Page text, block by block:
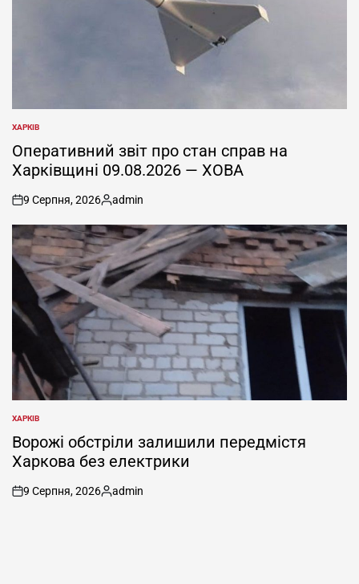
ОПУБЛІКУВАТИ
У
ХАРКІВ
Оперативний звіт про стан справ на
Харківщині 09.08.2026 — ХОВА
on
9 Серпня, 2026
Опубліковано
admin
ОПУБЛІКУВАТИ
У
ХАРКІВ
Ворожі обстріли залишили передмістя
Харкова без електрики
on
9 Серпня, 2026
Опубліковано
admin